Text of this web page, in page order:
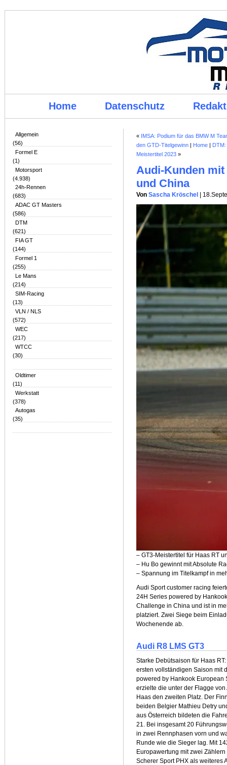
Home Datenschutz
Allgemein
(56)
Formel E
(1)
Motorsport
(4.938)
24h-Rennen
(683)
ADAC GT Masters
(586)
DTM
(621)
FIA GT
(144)
Formel 1
(255)
Le Mans
(214)
SIM-Racing
(13)
VLN / NLS
(572)
WEC
(217)
WTCC
(30)
Oldtimer
(11)
Werkstatt
(378)
Autogas
(35)
« IMSA: Podium für das BMW M
den GTD-Titelgewinn | Home |
Meistertitel 2023 »
Audi-Kunden
und China
Von Sascha Kröschel |
– GT3-Meistertitel für Haas RT
– Hu Bo gewinnt mit Absolute
– Spannung im Titelkampf in
Audi Sport customer racing
24H Series powered by
Challenge in China und ist in
platziert. Zwei Siege beim
Wochenende ab.
Audi R8 LMS GT3
Starke Debütsaison für Haas
ersten vollständigen Saison mit
powered by Hankook European
erzielte die unter der Flagge
Haas den zweiten Platz. Der
beiden Belgier Mathieu Detry
aus Österreich bildeten die
21. Bei insgesamt 20
in zwei Rennphasen vorn und
Runde wie die Sieger lag. Mit
Europawertung mit zwei
Scherer Sport PHX als weiteres